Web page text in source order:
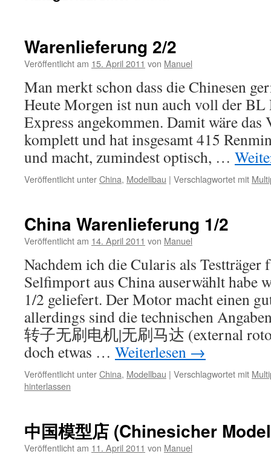
Warenlieferung 2/2
Veröffentlicht am 15. April 2011 von Manuel
Man merkt schon dass die Chinesen
Heute Morgen ist nun auch voll der
Express angekommen. Damit wäre das
komplett und hat insgesamt 415
und macht, zumindest optisch, …
Veröffentlicht unterChina, Modellbau | Verschlagwortet mit
China Warenlieferung 1/2
Veröffentlicht am 14. April 2011 von Manuel
Nachdem ich die Cularis als Testträger
Selfimport aus China auserwählt habe
1/2 geliefert. Der Motor macht einen
allerdings sind die technischen
转子无刷电机|无刷马达 (external
doch etwas … Weiterlesen →
Veröffentlicht unterChina, Modellbau | Verschlagwortet mit
hinterlassen
中国模型店 (Chinesicher
Veröffentlicht am 11. April 2011 von Manuel